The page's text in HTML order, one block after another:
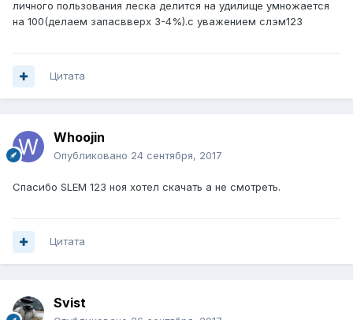
личного пользования леска делится на удилище умножается
на 100(делаем запасвверх 3-4%).с уважением слэм123
Цитата
Whoojin
Опубликовано 24 сентября, 2017
Спасибо SLEM 123 ноя хотел скачать а не смотреть.
Цитата
Svist